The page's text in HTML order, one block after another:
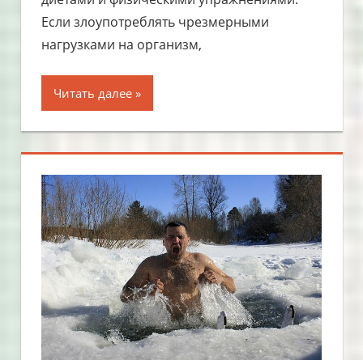
Если злоупотреблять чрезмерными
нагрузками на организм,
Читать далее